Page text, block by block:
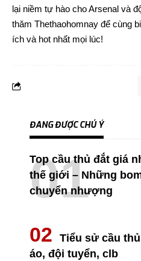
lại niềm tự hào cho Arsenal và
thăm Thethaohomnay để cùng
ích và hot nhất mọi lúc!
ĐANG ĐƯỢC CHÚ Ý
Top cầu thủ đắt giá
thế giới – Những
chuyển nhượng
Tiểu sử cầu
áo, đội tuyển, clb